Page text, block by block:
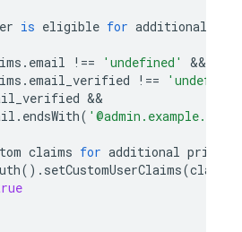
is eligible for additional
. email !== 'undefined'
. email_verified !==
. endsWith( '@admin.example.com'
claims for additional
() . setCustomUserClaims(claims